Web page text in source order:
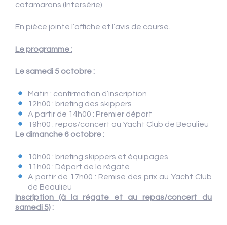
catamarans (Intersérie).
En pièce jointe l’affiche et l’avis de course.
Le programme :
Le samedi 5 octobre :
Matin : confirmation d’inscription
12h00 : briefing des skippers
A partir de 14h00 : Premier départ
19h00 : repas/concert au Yacht Club de Beaulieu
Le dimanche 6 octobre :
10h00 : briefing skippers et équipages
11h00 : Départ de la régate
A partir de 17h00 : Remise des prix au Yacht Club
de Beaulieu
Inscription (à la régate et au repas/concert du
samedi 5) :